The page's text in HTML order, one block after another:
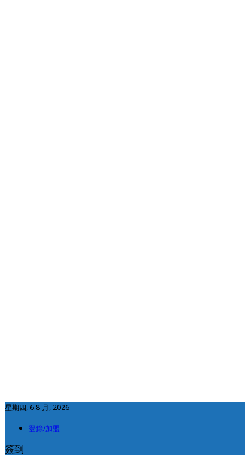
星期四, 6 8 月, 2026
登錄/加盟
簽到